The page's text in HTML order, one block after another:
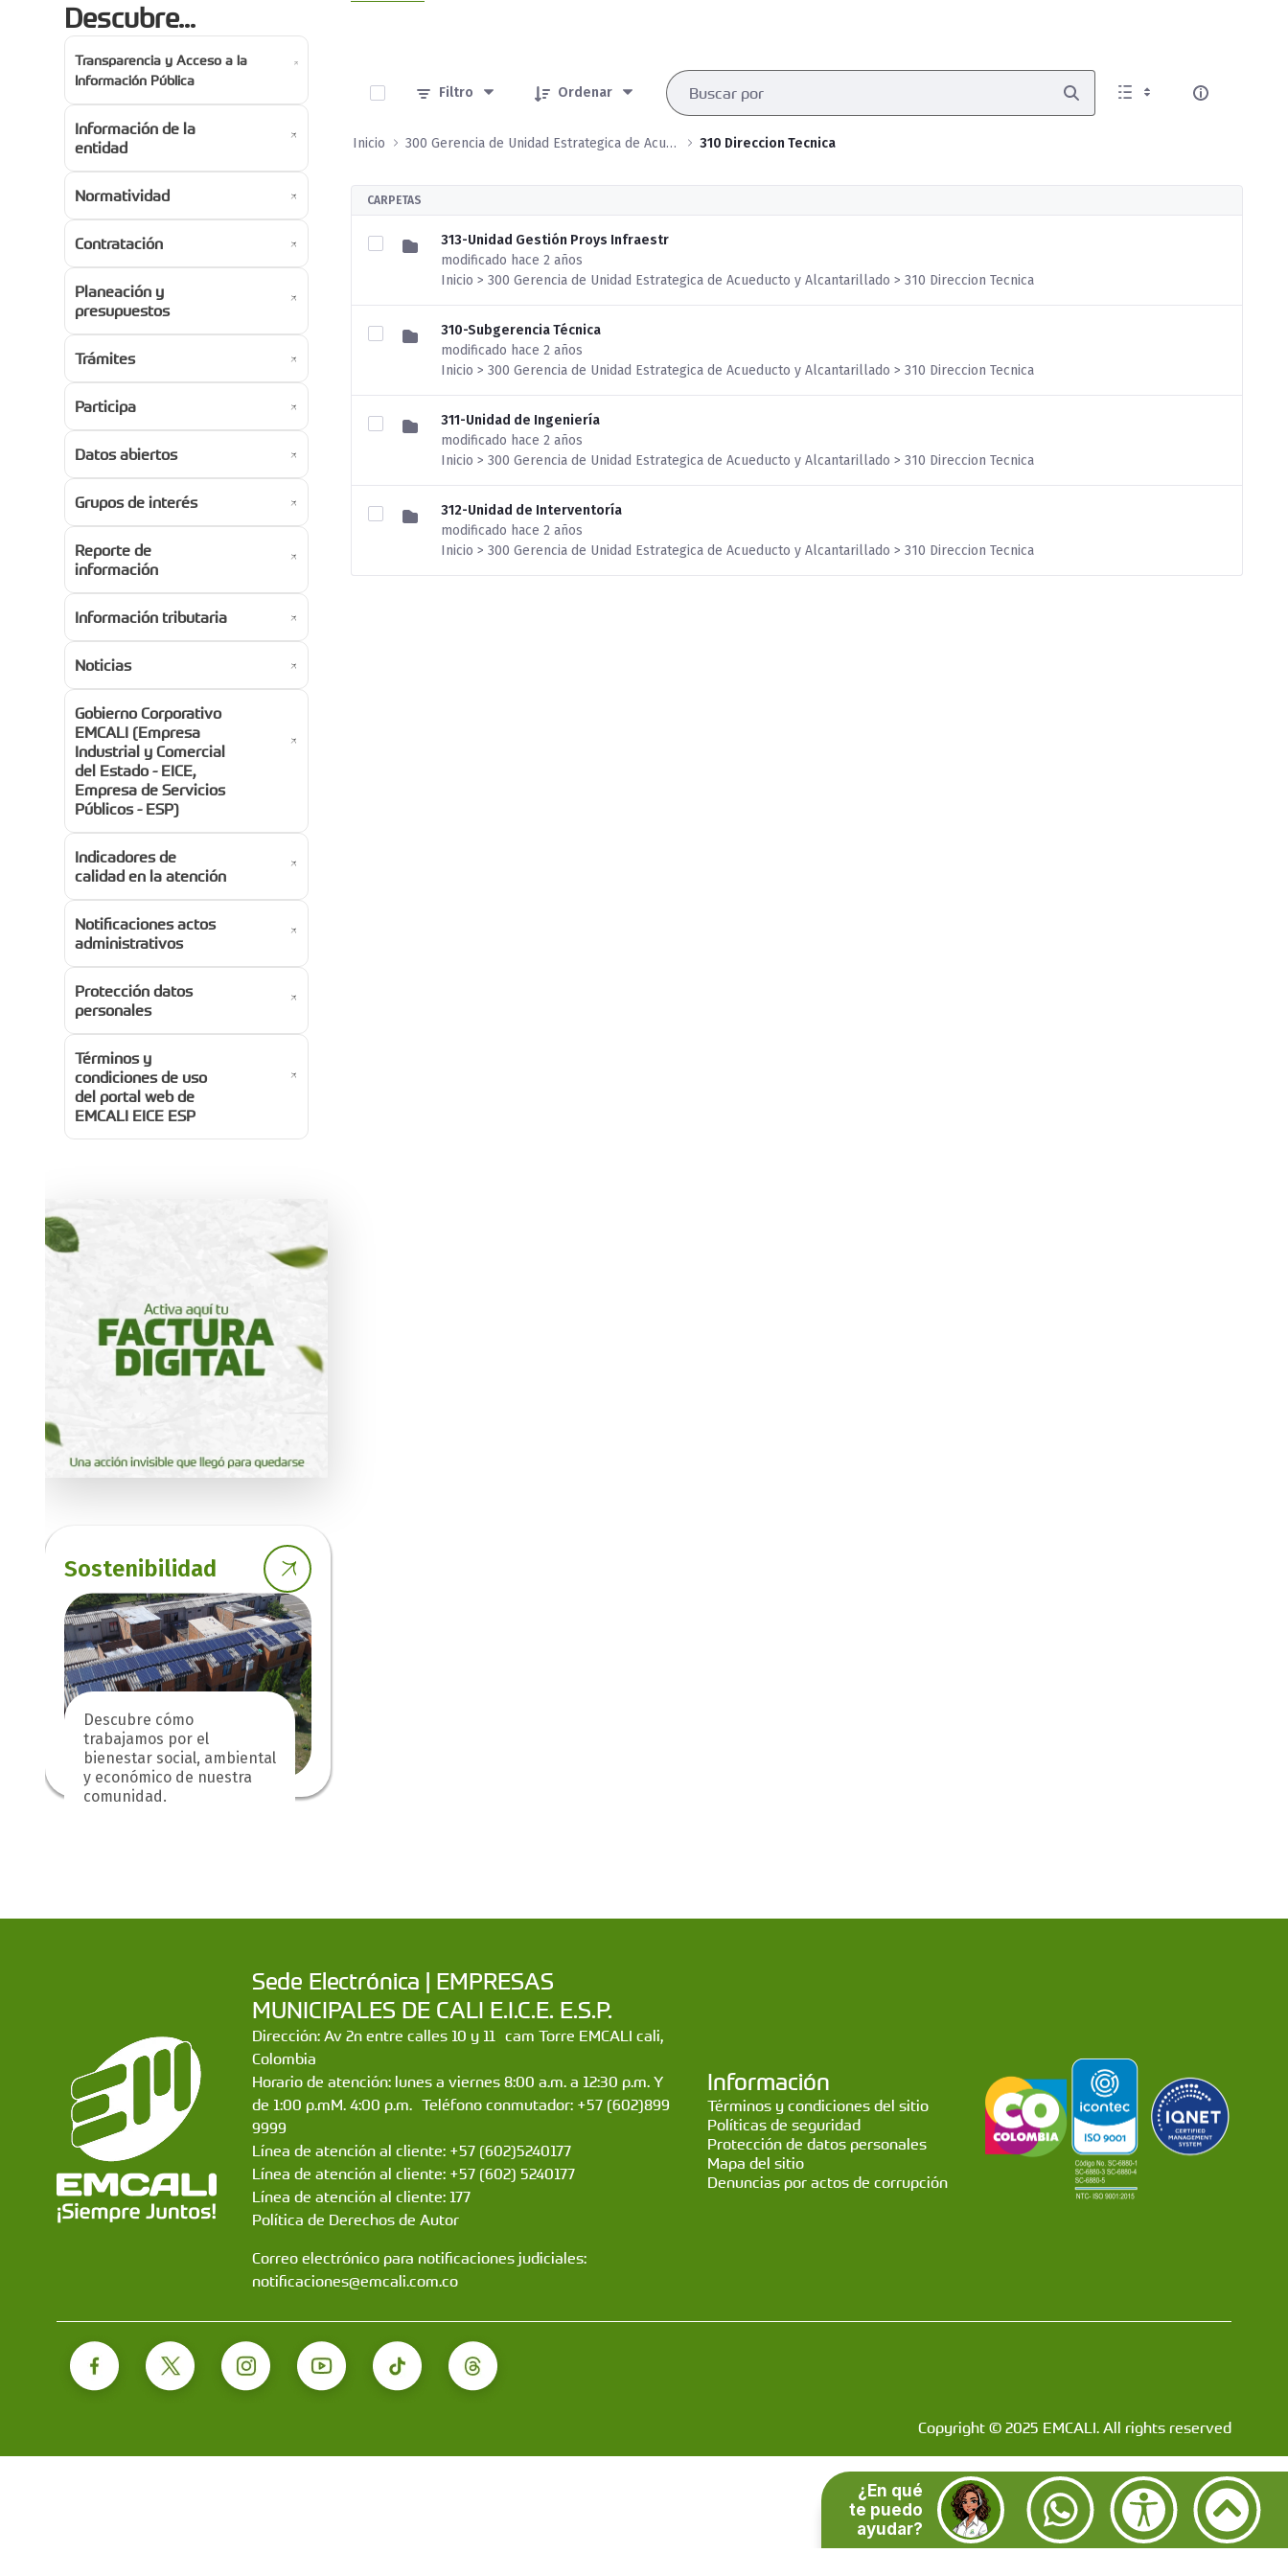
Descubre...
Transparencia y Acceso a la
Información Pública
Información de la
entidad
Normatividad
Contratación
Planeación y
presupuestos
Trámites
Participa
Datos abiertos
Grupos de interés
Reporte de
información
Información tributaria
Noticias
Gobierno Corporativo
EMCALI (Empresa
Industrial y Comercial
del Estado - EICE,
Empresa de Servicios
Públicos - ESP)
Indicadores de
calidad en la atención
Notificaciones actos
administrativos
Protección datos
personales
Términos y
condiciones de uso
del portal web de
EMCALI EICE ESP
Sostenibilidad
Descubre cómo
trabajamos por el
bienestar social, ambiental
y económico de nuestra
comunidad.
Filtro
Ordenar
Inicio 300 Gerencia de Unidad Estrategica de Acueducto y Alcantarillado 310 Direccion Tecnica
CARPETAS
313-Unidad Gestión Proys Infraestr
modificado hace 2 años
Inicio > 300 Gerencia de Unidad Estrategica de Acueducto y Alcantarillado > 310 Direccion Tecnica
310-Subgerencia Técnica
modificado hace 2 años
Inicio > 300 Gerencia de Unidad Estrategica de Acueducto y Alcantarillado > 310 Direccion Tecnica
311-Unidad de Ingeniería
modificado hace 2 años
Inicio > 300 Gerencia de Unidad Estrategica de Acueducto y Alcantarillado > 310 Direccion Tecnica
312-Unidad de Interventoría
modificado hace 2 años
Inicio > 300 Gerencia de Unidad Estrategica de Acueducto y Alcantarillado > 310 Direccion Tecnica
¿En qué
te puedo
ayudar?
Sede Electrónica | EMPRESAS
MUNICIPALES DE CALI E.I.C.E. E.S.P.
Dirección: Av 2n entre calles 10 y 11 cam Torre EMCALI cali,
Colombia
Horario de atención: lunes a viernes 8:00 a.m. a 12:30 p.m. Y
de 1:00 p.mM. 4:00 p.m. Teléfono conmutador: +57 (602)899
9999
Línea de atención al cliente: +57 (602)5240177
Línea de atención al cliente: +57 (602) 5240177
Línea de atención al cliente: 177
Política de Derechos de Autor
Correo electrónico para notificaciones judiciales:
notificaciones@emcali.com.co
Información
Términos y condiciones del sitio
Políticas de seguridad
Protección de datos personales
Mapa del sitio
Denuncias por actos de corrupción
Copyright © 2025 EMCALI. All rights reserved